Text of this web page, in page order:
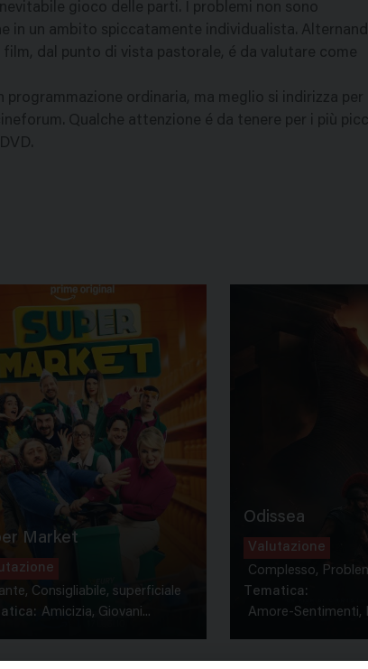
gioco delle parti. I problemi non sono
in un ambito spiccatamente individualista.
dal punto di vista pastorale, é da valutare come
ordinaria, ma meglio si indirizza per
Qualche attenzione é da tenere per i più
Market
Consigliabile, superficiale
Amicizia, Giovani...
Odissea
Valutazione
Complesso,
Tematica:
Amore-Sentimenti,